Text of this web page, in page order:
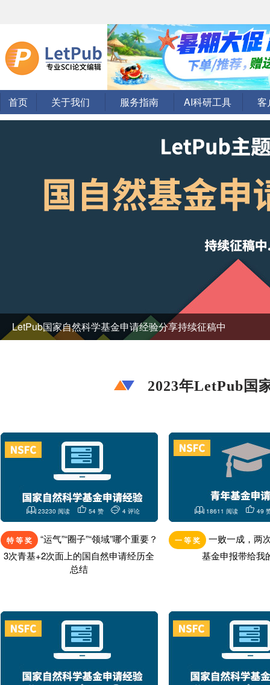
首页 关于我们 服务指南 AI科研工具 客
LetPub国家自然科学基金申请经验分享持续征稿中
2023年LetPub国
23230 阅读 54 赞 4 评论
特 等 奖
“运气”“圈子”“领域”哪个重要？
3次青基+2次面上的国自然申请经历全
总结
18611 阅读 49
一 等 奖
一败一成，两
基金申报带给我